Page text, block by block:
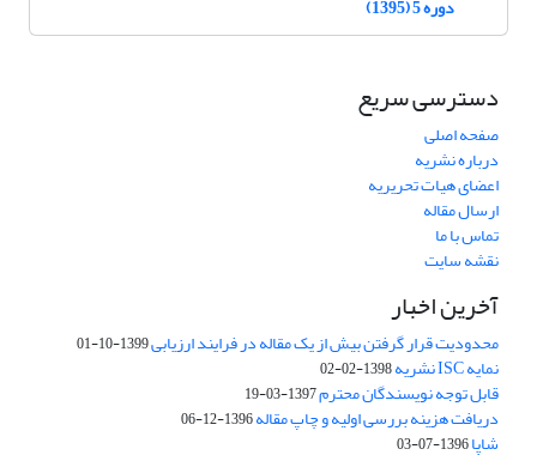
دوره 5 (1395)
دسترسی سریع
صفحه اصلی
درباره نشریه
اعضای هیات تحریریه
ارسال مقاله
تماس با ما
نقشه سایت
آخرین اخبار
محدودیت قرار گرفتن بیش از یک مقاله در فرایند ارزیابی1399-10-01
نمایه ISC نشریه 1398-02-02
قابل توجه نویسندگان محترم1397-03-19
دریافت هزینه بررسی اولیه و چاپ مقاله1396-12-06
شاپا1396-07-03